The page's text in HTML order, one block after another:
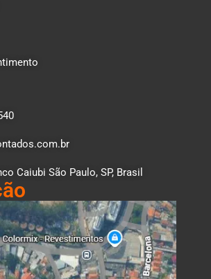
Caiubi São Paulo, SP, Brasil